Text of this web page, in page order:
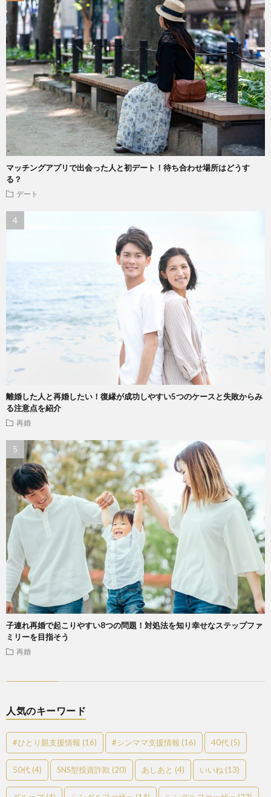
マッチングアプリで出会った人と初デート！待ち合わせ場所はどうす
る？
デート
離婚した人と再婚したい！復縁が成功しやすい5つのケースと失敗からみ
る注意点を紹介
再婚
子連れ再婚で起こりやすい8つの問題！対処法を知り幸せなステップファ
ミリーを目指そう
再婚
人気のキーワード
#ひとり親支援情報 (16) #シンママ支援情報 (16) 40代 (5)
50代 (4) SNS型投資詐欺 (20) あしあと (4) いいね (13)